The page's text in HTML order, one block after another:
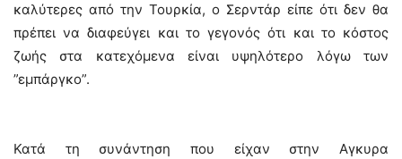
καλύτερες από την Τουρκία, ο Σερντάρ είπε ότι δεν θα
πρέπει να διαφεύγει και το γεγονός ότι και το κόστος
ζωής στα κατεχόμενα είναι υψηλότερο λόγω των
”εμπάργκο”.
Κατά τη συνάντηση που είχαν στην Αγκυρα